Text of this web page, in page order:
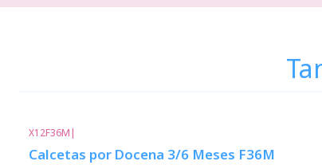
X12F36M |
Calcetas por Docena 3/6 Meses F36M